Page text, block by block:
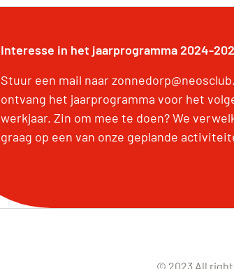
Interesse in het jaarprogramma 2024-
Stuur een mail naar
ontvang het jaarprogramma voor het
werkjaar. Zin om mee te doen? We
graag op een van onze geplande
© 2023 All